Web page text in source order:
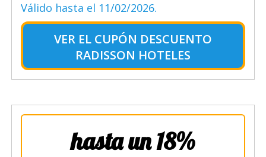
Válido hasta el 11/02/2026.
VER EL CUPÓN DESCUENTO
RADISSON HOTELES
hasta un 18%